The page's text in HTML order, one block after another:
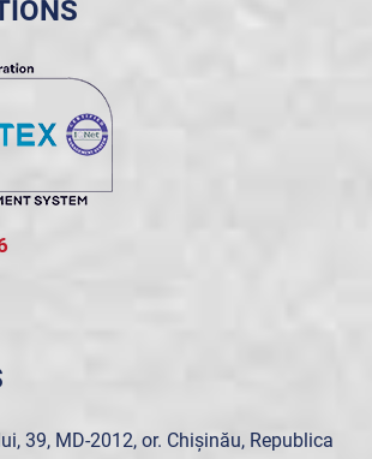
39, MD-2012, or. Chișinău, Republica